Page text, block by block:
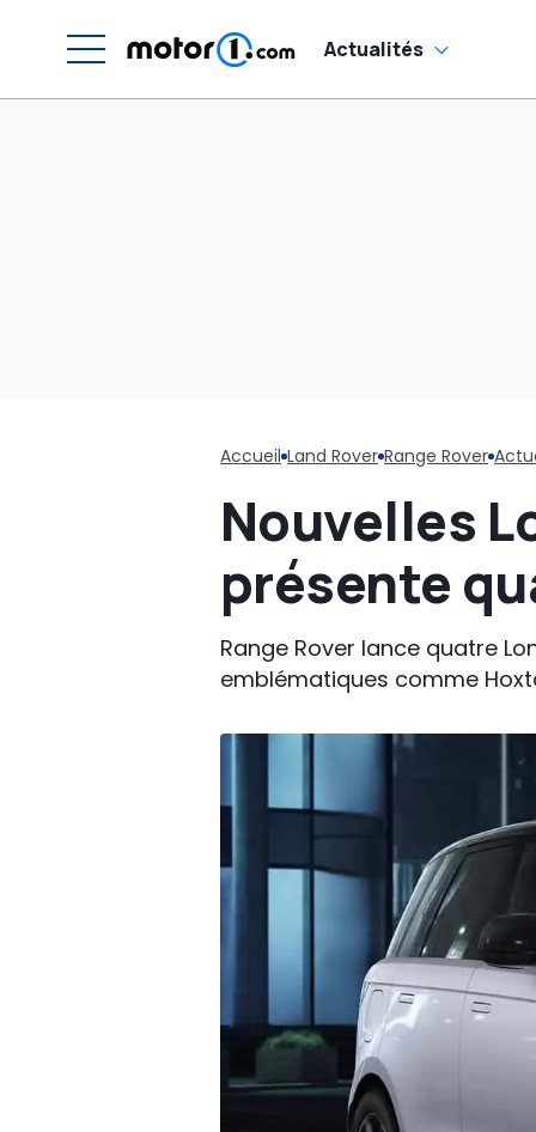
Actualités
Accueil Land Rover Range Rover
Nouvelles
présente
Range Rover lance quatre
emblématiques comme